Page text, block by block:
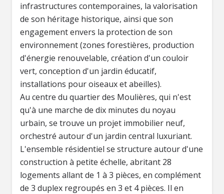
infrastructures contemporaines, la valorisation
de son héritage historique, ainsi que son
engagement envers la protection de son
environnement (zones forestières, production
d'énergie renouvelable, création d'un couloir
vert, conception d'un jardin éducatif,
installations pour oiseaux et abeilles).
Au centre du quartier des Moulières, qui n'est
qu'à une marche de dix minutes du noyau
urbain, se trouve un projet immobilier neuf,
orchestré autour d'un jardin central luxuriant.
L'ensemble résidentiel se structure autour d'une
construction à petite échelle, abritant 28
logements allant de 1 à 3 pièces, en complément
de 3 duplex regroupés en 3 et 4 pièces. Il en